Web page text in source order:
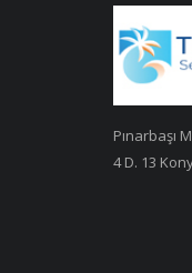
Pınarbaşı
4 D. 13